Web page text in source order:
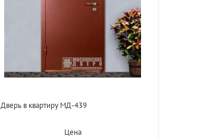
Дверь в квартиру МД-439
Цена